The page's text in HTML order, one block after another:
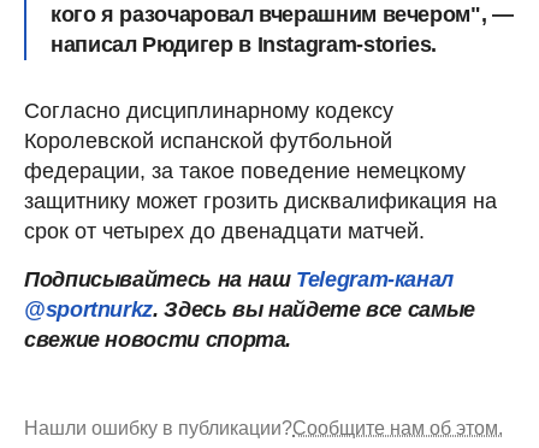
кого я разочаровал вчерашним вечером", —
написал Рюдигер в Instagram-stories.
Согласно дисциплинарному кодексу
Королевской испанской футбольной
федерации, за такое поведение немецкому
защитнику может грозить дисквалификация на
срок от четырех до двенадцати матчей.
Подписывайтесь на наш Telegram-канал
@sportnurkz. Здесь вы найдете все самые
свежие новости спорта.
Нашли ошибку в публикации?Сообщите нам об этом.